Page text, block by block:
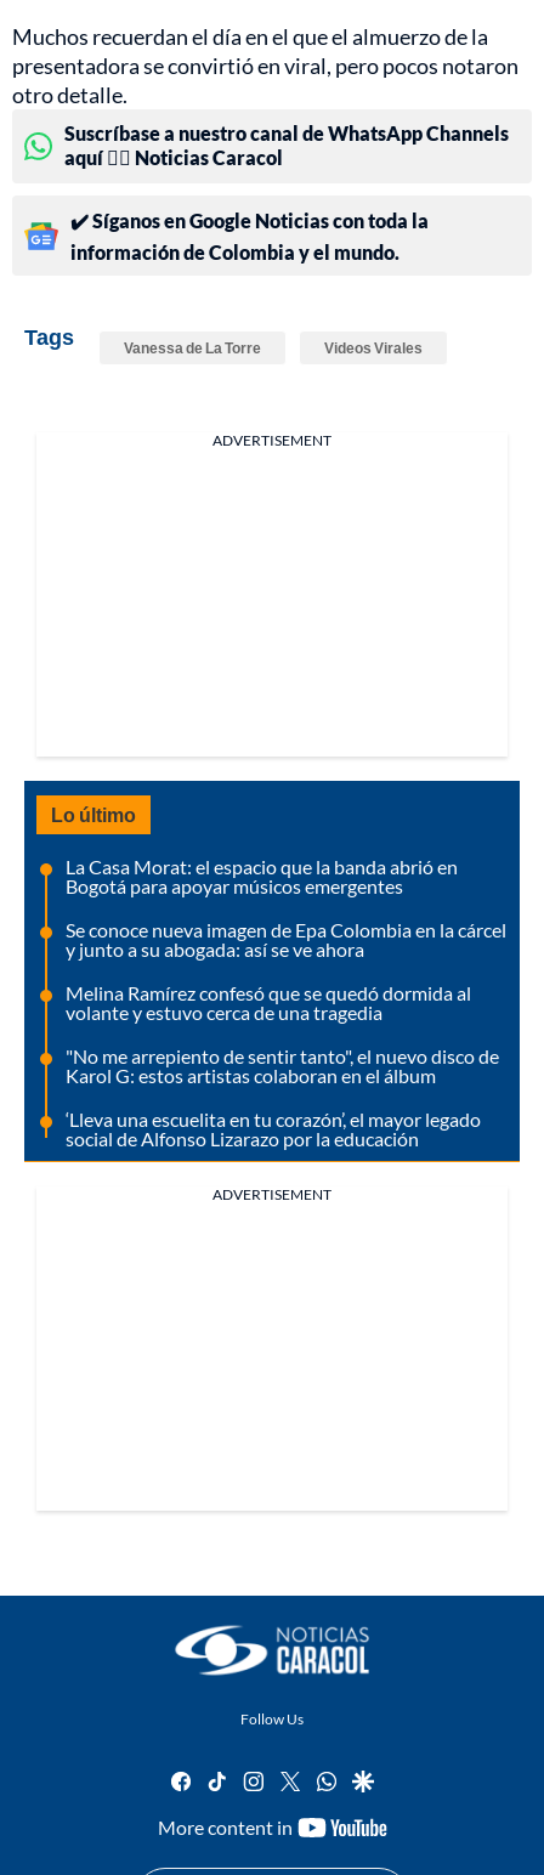
Muchos recuerdan el día en el que el almuerzo de la
presentadora se convirtió en viral, pero pocos notaron
otro detalle.
Suscríbase a nuestro canal de WhatsApp Channels
aquí 👉🏻 Noticias Caracol
✔️ Síganos en Google Noticias con toda la
información de Colombia y el mundo.
Tags Vanessa de La Torre Videos Virales
ADVERTISEMENT
Lo último
La Casa Morat: el espacio que la banda abrió en
Bogotá para apoyar músicos emergentes
Se conoce nueva imagen de Epa Colombia en la cárcel
y junto a su abogada: así se ve ahora
Melina Ramírez confesó que se quedó dormida al
volante y estuvo cerca de una tragedia
"No me arrepiento de sentir tanto", el nuevo disco de
Karol G: estos artistas colaboran en el álbum
‘Lleva una escuelita en tu corazón’, el mayor legado
social de Alfonso Lizarazo por la educación
ADVERTISEMENT
Follow Us
facebook
tiktok instagram
twitterwhatsapp
google
More content in
youtube-